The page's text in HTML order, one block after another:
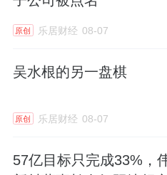
原创 乐居财经 08-07
吴水根的另一盘棋
原创 乐居财经 08-07
57亿目标只完成33%，